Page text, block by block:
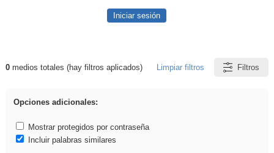
Iniciar sesión
Resultados de: VDj
0medios totales (hay filtros aplicados) Limpiar filtros Filtros
Opciones adicionales:
Mostrar protegidos por contraseña
Incluir palabras similares